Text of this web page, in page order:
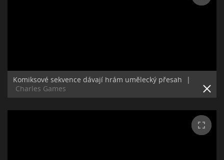
Komiksové sekvence dávají hrám umělecký přesah
|
Charles Games